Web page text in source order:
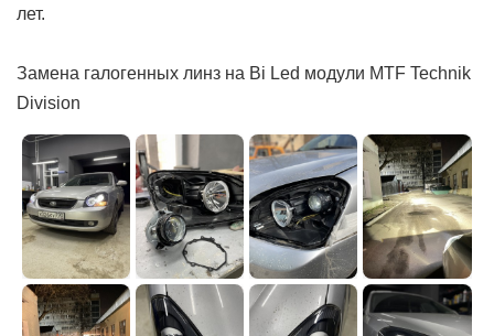
лет.
Замена галогенных линз на Bi Led модули MTF Technik
Division